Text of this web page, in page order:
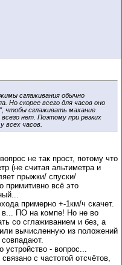
сглаживания обычно
Но скорее всего для часов оно
чтобы сглаживать махание
нет. Поэтому при резких
всех часов.
не так прост, потому что
(не считая альтиметра и
прыжки/ спуски/
примитивно всё это
примерно +-1км/ч скачет.
в... ПО на компе! Но не во
со сглаживанием и без, а
вычисленную из положений
устройство - вопрос...
с частотой отсчётов,